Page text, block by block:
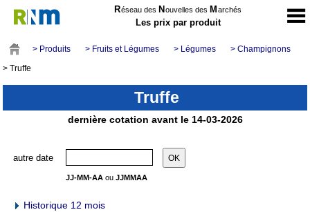
Réseau des N ouvelles des M archés
Les prix par produit
> Produits > Fruits et Légumes > Légumes
> Champignons
> Truffe
Truffe
dernière cotation avant le 14-03-2026
autre date
JJ-MM-AA ou JJMMAA
Historique 12 mois